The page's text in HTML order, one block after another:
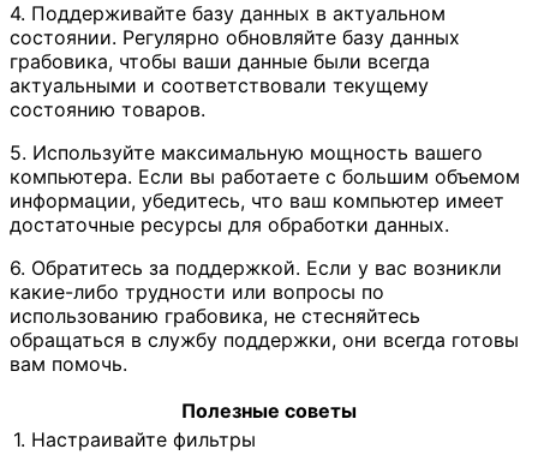
4. Поддерживайте базу данных в актуальном
состоянии. Регулярно обновляйте базу данных
грабовика, чтобы ваши данные были всегда
актуальными и соответствовали текущему
состоянию товаров.
5. Используйте максимальную мощность вашего
компьютера. Если вы работаете с большим объемом
информации, убедитесь, что ваш компьютер имеет
достаточные ресурсы для обработки данных.
6. Обратитесь за поддержкой. Если у вас возникли
какие-либо трудности или вопросы по
использованию грабовика, не стесняйтесь
обращаться в службу поддержки, они всегда готовы
вам помочь.
Полезные советы
1. Настраивайте фильтры